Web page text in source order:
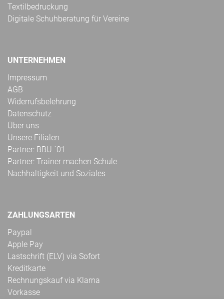
Textilbedruckung
Digitale Schuhberatung für Vereine
UNTERNEHMEN
Impressum
AGB
Widerrufsbelehrung
Datenschutz
Über uns
Unsere Filialen
Partner: BBU ´01
Partner: Trainer machen Schule
Nachhaltigkeit und Soziales
ZAHLUNGSARTEN
Paypal
Apple Pay
Lastschrift (ELV) via Sofort
Kreditkarte
Rechnungskauf via Klarna
Vorkasse